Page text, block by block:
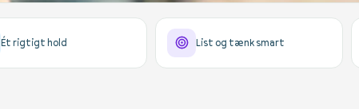
Ét rigtigt hold List og tænk smart